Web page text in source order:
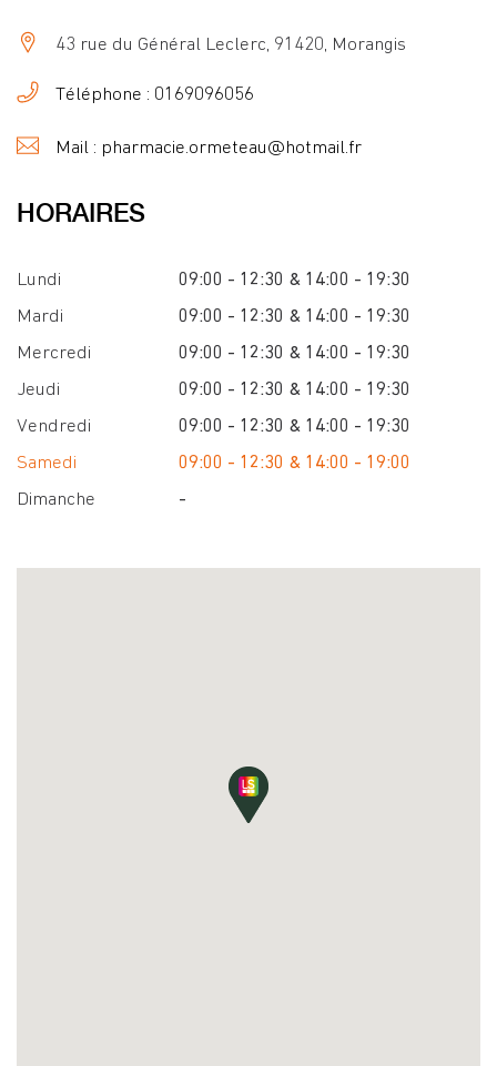
43 rue du Général Leclerc, 91420, Morangis
Téléphone : 0169096056
Mail : pharmacie.ormeteau@hotmail.fr
HORAIRES
Lundi
09:00 - 12:30 & 14:00 - 19:30
Mardi
09:00 - 12:30 & 14:00 - 19:30
Mercredi
09:00 - 12:30 & 14:00 - 19:30
Jeudi
09:00 - 12:30 & 14:00 - 19:30
Vendredi
09:00 - 12:30 & 14:00 - 19:30
Samedi
09:00 - 12:30 & 14:00 - 19:00
Dimanche
-